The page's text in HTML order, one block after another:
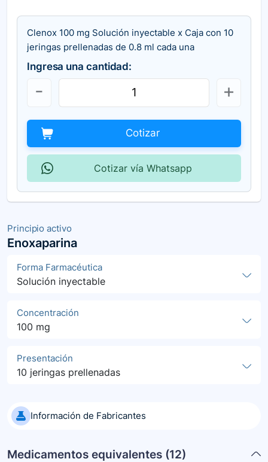
Principio activo
Enoxaparina
Forma Farmacéutica
Solución inyectable
Concentración
100 mg
Presentación
10 jeringas prellenadas
Información de Fabricantes
Medicamentos equivalentes (12)
Clenox 100 mg Solución inyectable x Caja con 10
jeringas prellenadas de 0.8 ml cada una
Ingresa una cantidad:
Cotizar
Cotizar vía Whatsapp